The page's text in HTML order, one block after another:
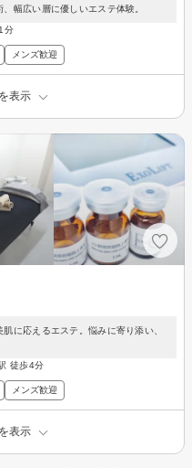
幅広い層に優しいエステ体験。
分
メンズ歓迎
表示
に応えるエステ。悩みに寄り添い、
徒歩4分
メンズ歓迎
表示